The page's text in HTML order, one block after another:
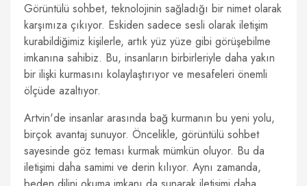
Görüntülü sohbet, teknolojinin sağladığı bir nimet olarak
karşımıza çıkıyor. Eskiden sadece sesli olarak iletişim
kurabildiğimiz kişilerle, artık yüz yüze gibi görüşebilme
imkanına sahibiz. Bu, insanların birbirleriyle daha yakın
bir ilişki kurmasını kolaylaştırıyor ve mesafeleri önemli
ölçüde azaltıyor.
Artvin'de insanlar arasında bağ kurmanın bu yeni yolu,
birçok avantaj sunuyor. Öncelikle, görüntülü sohbet
sayesinde göz teması kurmak mümkün oluyor. Bu da
iletişimi daha samimi ve derin kılıyor. Aynı zamanda,